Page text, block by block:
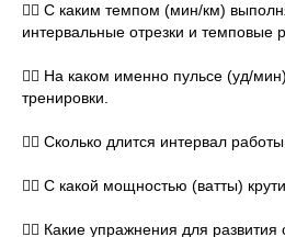
👉🏻 С каким темпом (мин/км)
интервальные отрезки и темповые
👉🏻 На каком именно пульсе (уд/
тренировки.
👉🏻 Сколько длится интервал
👉🏻 С какой мощностью (ватты)
👉🏻 Какие упражнения для развития